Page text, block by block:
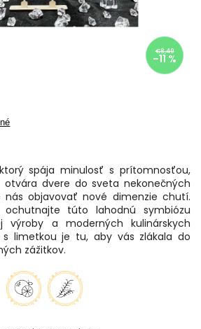
€8,49
–11 %
spája minulosť s prítomnosťou,
otvára dvere do sveta nekonečných
nás objavovať nové dimenzie chutí.
túto lahodnú symbiózu
výroby a moderných kulinárskych
limetkou je tu, aby vás zlákala do
zážitkov.